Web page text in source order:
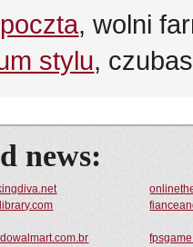
, wolni
stylu,
news: